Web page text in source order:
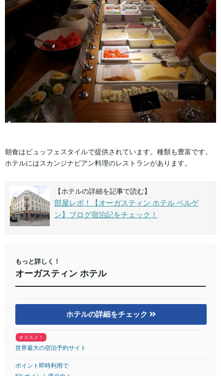
朝食はビュッフェスタイルで提供されています。種類も豊富です。
ホテルにはスカンジナビアン料理のレストランがあります。
【ホテルの詳細を記事で読む】
部屋レポ！【オーガスティン ホテル ベルゲ
ン】ブログ宿泊記をチェック！
もっと詳しく！
オーガスティン ホテル
ホテルの詳細をチェック
オススメ！
世界最大の宿泊予約サイト
ポイント即時利用で